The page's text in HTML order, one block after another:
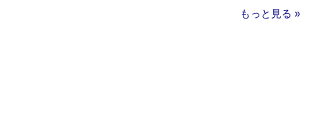
もっと見る »